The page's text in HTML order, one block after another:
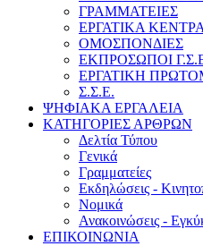
ΓΡΑΜΜΑΤΕΙΕΣ
ΕΡΓΑΤΙΚΑ ΚΕΝΤΡΑ
ΟΜΟΣΠΟΝΔΙΕΣ
ΕΚΠΡΟΣΩΠΟΙ
ΕΡΓΑΤΙΚΗ
Σ.Σ.Ε.
ΨΗΦΙΑΚΑ ΕΡΓΑΛΕΙΑ
ΚΑΤΗΓΟΡΙΕΣ ΑΡΘΡΩΝ
Δελτία Τύπου
Γενικά
Γραμματείες
Εκδηλώσεις -
Νομικά
Ανακοινώσεις -
ΕΠΙΚΟΙΝΩΝΙΑ